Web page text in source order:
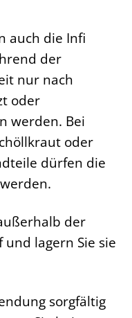
auch die Infi
der
nur nach
oder
werden. Bei
oder
dürfen die
der
lagern Sie sie
sorgfältig